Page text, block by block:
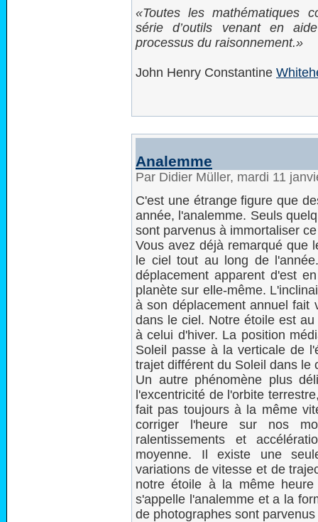
Toutes les mathématiques
série d’outils venant en
processus du raisonnement.
John Henry Constantine
Analemme
Par Didier Müller, mardi 11
C'est une étrange figure que
année, l'analemme. Seuls
sont parvenus à immortaliser
Vous avez déjà remarqué que
le ciel tout au long de
déplacement apparent d'est
planète sur elle-même.
à son déplacement annuel fait
dans le ciel. Notre étoile est
à celui d'hiver. La position
Soleil passe à la verticale de
trajet différent du Soleil dans le
Un autre phénomène plus
l'excentricité de l'orbite
fait pas toujours à la même
corriger l'heure sur nos
ralentissements et
moyenne. Il existe une
variations de vitesse et de
notre étoile à la même
s'appelle l'analemme et a la
de photographes sont